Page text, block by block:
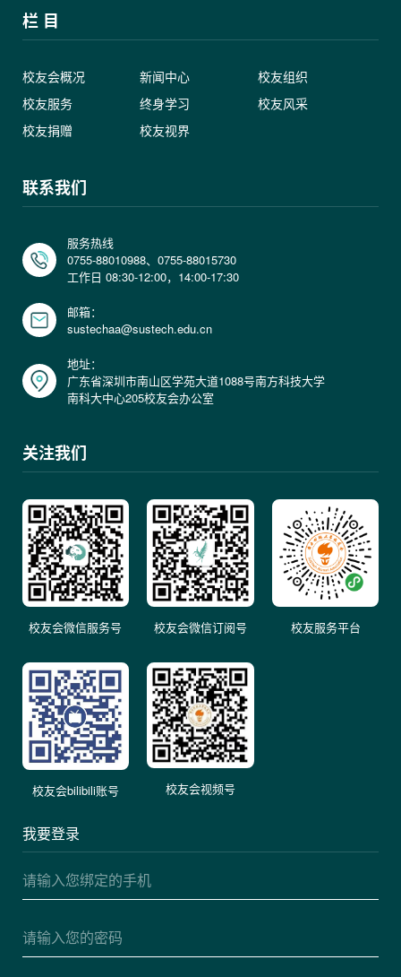
栏 目
校友会概况 新闻中心
校友组织
校友服务
终身学习
校友风采
校友捐赠
校友视界
联系我们
服务热线
0755-88010988、0755-88015730
工作日 08:30-12:00，14:00-17:30
邮箱：
sustechaa@sustech.edu.cn
地址：
广东省深圳市南山区学苑大道1088号南方科技大学
南科大中心205校友会办公室
关注我们
校友会微信服务号 校友会微信订阅号 校友服务平台
校友会bilibili账号 校友会视频号
我要登录